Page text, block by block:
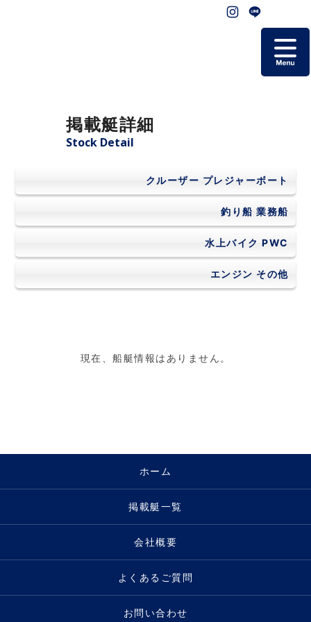
会社概要
よくあるご質問
お問い合わせ
個人情報保護方針
掲載艇詳細
Stock Detail
クルーザー プレジャーボート
釣り船 業務船
水上バイク PWC
エンジン その他
現在、船艇情報はありません。
ホーム
掲載艇一覧
会社概要
よくあるご質問
お問い合わせ